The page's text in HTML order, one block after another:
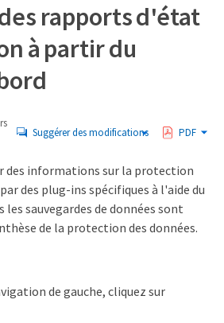
rapports d'état
à partir du
Suggérer des modifications PDF
des informations sur la protection
des plug-ins spécifiques à l'aide du
les sauvegardes de données sont
de la protection des données.
de gauche, cliquez sur